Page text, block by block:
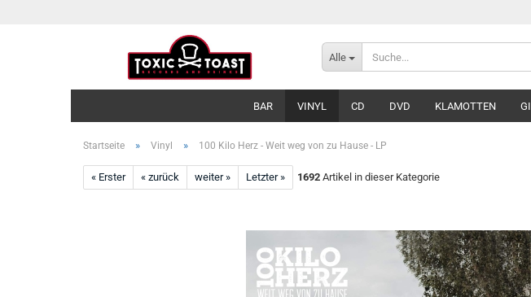
Alle
BAR VINYL CD DVD KLAMOTTEN
Startseite » Vinyl » 100 Kilo Herz - Weit weg von zu Hause - LP
« Erster « zurück weiter » Letzter » 1692 Artikel in dieser Kategorie